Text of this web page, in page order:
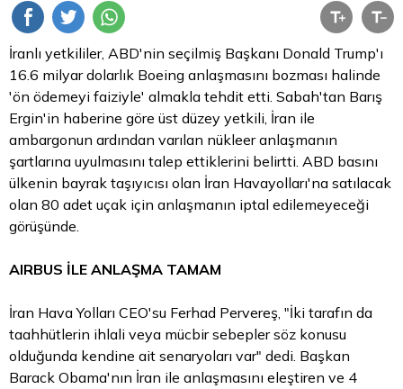
İranlı yetkililer, ABD'nin seçilmiş Başkanı Donald Trump'ı
16.6 milyar dolarlık Boeing anlaşmasını bozması halinde
'ön ödemeyi faiziyle' almakla tehdit etti. Sabah'tan Barış
Ergin'in haberine göre üst düzey yetkili, İran ile
ambargonun ardından varılan nükleer anlaşmanın
şartlarına uyulmasını talep ettiklerini belirtti. ABD basını
ülkenin bayrak taşıyıcısı olan İran Havayolları'na satılacak
olan 80 adet uçak için anlaşmanın iptal edilemeyeceği
görüşünde.
AIRBUS İLE ANLAŞMA TAMAM
İran Hava Yolları CEO'su Ferhad Pervereş, "İki tarafın da
taahhütlerin ihlali veya mücbir sebepler söz konusu
olduğunda kendine ait senaryoları var" dedi. Başkan
Barack Obama'nın İran ile anlaşmasını eleştiren ve 4